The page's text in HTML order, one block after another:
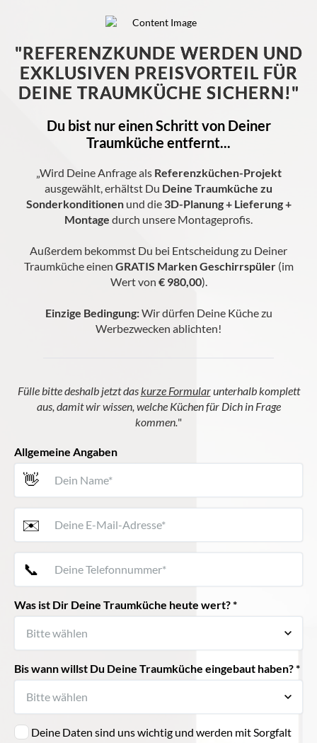
"REFERENZKUNDE WERDEN UND
EXKLUSIVEN PREISVORTEIL FÜR
DEINE TRAUMKÜCHE SICHERN!"
Du bist nur einen Schritt von Deiner
Traumküche entfernt...
„Wird Deine Anfrage als Referenzküchen-Projekt
ausgewählt, erhältst Du Deine Traumküche zu
Sonderkonditionenund die 3D-Planung + Lieferung +
Montage durch unsere Montageprofis.
Außerdem bekommst Du bei Entscheidung zu Deiner
Traumküche einen GRATIS Marken Geschirrspüler(im
Wert von € 980,00).
Einzige Bedingung:Wir dürfen Deine Küche zu
Werbezwecken ablichten!
Fülle bitte deshalb jetzt daskurze Formularunterhalb komplett
aus, damit wir wissen, welche Küchen für Dich in Frage
kommen."
Allgemeine Angaben
👋
✉️
📞
Was ist Dir Deine Traumküche heute wert? *
Bis wann willst Du Deine Traumküche eingebaut haben? *
Deine Daten sind uns wichtig und werden mit Sorgfalt